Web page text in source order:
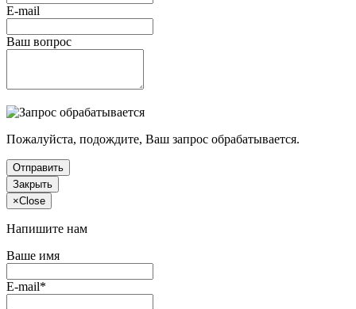
E-mail
Ваш вопрос
Пожалуйста, подождите, Ваш запрос обрабатывается.
Отправить
Закрыть
×Close
Напишите нам
Ваше имя
E-mail*